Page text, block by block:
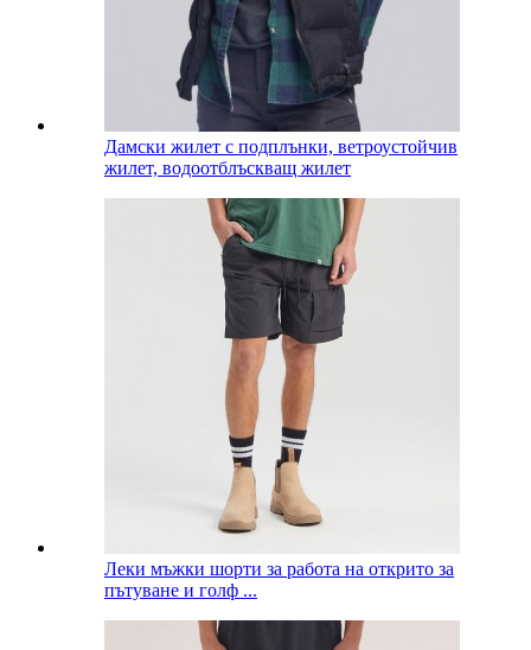
Дамски жилет с подплънки, ветроустойчив
жилет, водоотблъскващ жилет
Леки мъжки шорти за работа на открито за
пътуване и голф ...